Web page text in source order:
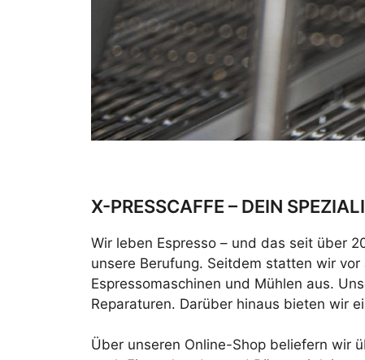
X-PRESSCAFFE – DEIN
Wir leben Espresso – und das seit über
unsere Berufung. Seitdem statten wir
Espressomaschinen und Mühlen aus.
Reparaturen. Darüber hinaus bieten wir
Über unseren Online-Shop beliefern wir